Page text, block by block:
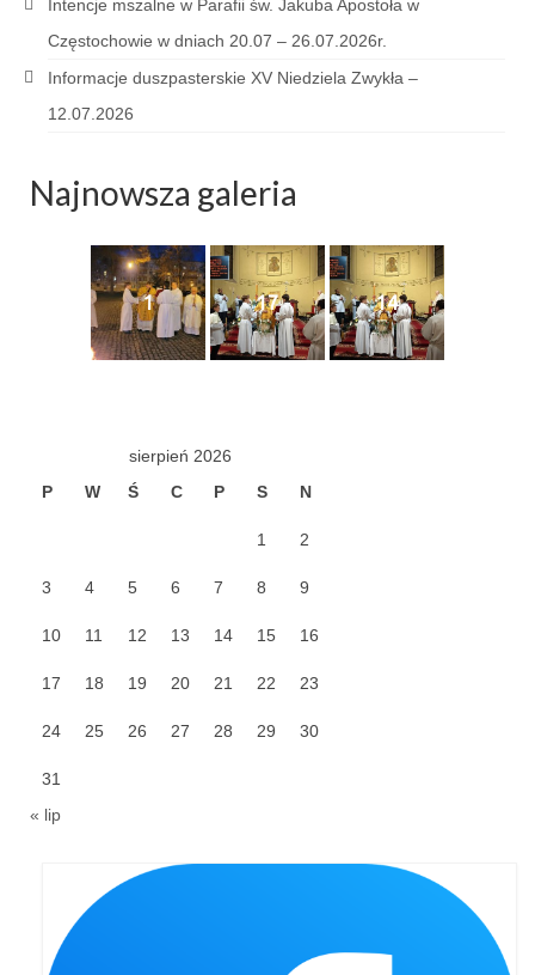
Niedziela Palmowa 29.03.2026
Wielki Czwartek 02.04.2026
Wielka Sobota 04.04.2026
Godzina Miłosierdzia 12.04.2026
Galerie 2025
Pożegnanie Ks. Mateusza 29.06.2025
Galerie 2024
Niedziela Palmowa 24.03.2024
Wigilia Paschalna 30.03.2024
Odpust 2024
Galerie 2023
Bierzmowanie 27.11.2023
Niedziela Palmowa 2023
Intencje mszalne w Parafii św. Jakuba Apostoła w
Częstochowie w dniach 20.07 – 26.07.2026r.
Informacje duszpasterskie XV Niedziela Zwykła –
12.07.2026
Najnowsza galeria
1 17 14
sierpień 2026
P
W Ś C P S N
1 2
3 4 5 6 7 8 9
10 11 12 13 14 15 16
17 18 19 20 21 22 23
24 25 26 27 28 29 30
31
« lip